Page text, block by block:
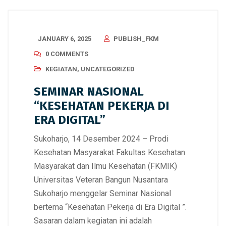
JANUARY 6, 2025
PUBLISH_FKM
0 COMMENTS
KEGIATAN, UNCATEGORIZED
SEMINAR NASIONAL
“KESEHATAN PEKERJA DI
ERA DIGITAL”
Sukoharjo, 14 Desember 2024 – Prodi
Kesehatan Masyarakat Fakultas Kesehatan
Masyarakat dan Ilmu Kesehatan (FKMIK)
Universitas Veteran Bangun Nusantara
Sukoharjo menggelar Seminar Nasional
bertema “Kesehatan Pekerja di Era Digital ”.
Sasaran dalam kegiatan ini adalah